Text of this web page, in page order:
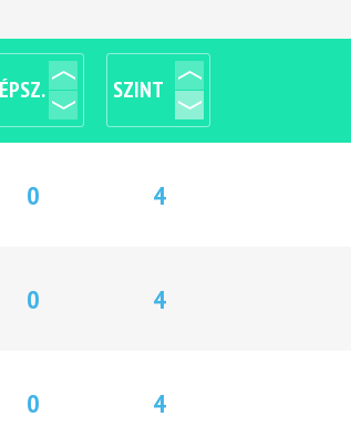
SZINT
0 4
0 4
0 4